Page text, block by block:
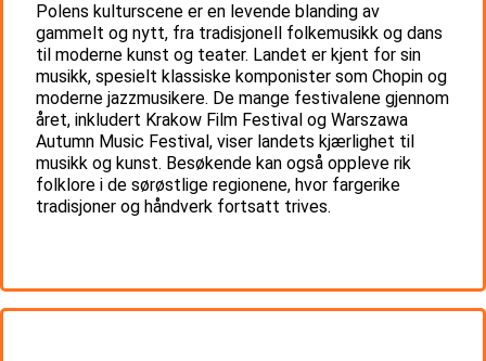
Polens kulturscene er en levende blanding av
gammelt og nytt, fra tradisjonell folkemusikk og dans
til moderne kunst og teater. Landet er kjent for sin
musikk, spesielt klassiske komponister som Chopin og
moderne jazzmusikere. De mange festivalene gjennom
året, inkludert Krakow Film Festival og Warszawa
Autumn Music Festival, viser landets kjærlighet til
musikk og kunst. Besøkende kan også oppleve rik
folklore i de sørøstlige regionene, hvor fargerike
tradisjoner og håndverk fortsatt trives.